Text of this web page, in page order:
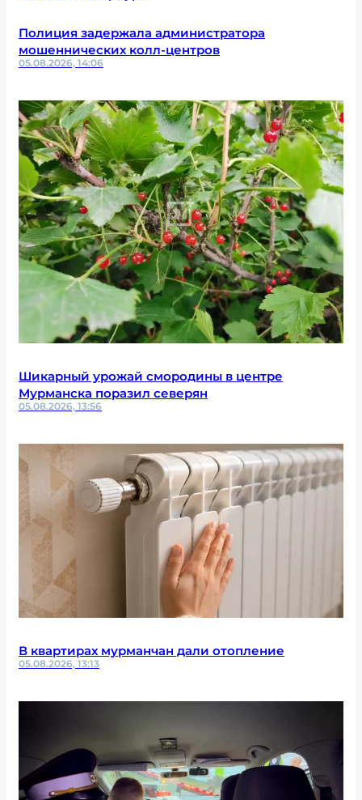
Полиция задержала администратора
мошеннических колл-центров
05.08.2026, 14:06
Шикарный урожай смородины в центре
Мурманска поразил северян
05.08.2026, 13:56
В квартирах мурманчан дали отопление
05.08.2026, 13:13